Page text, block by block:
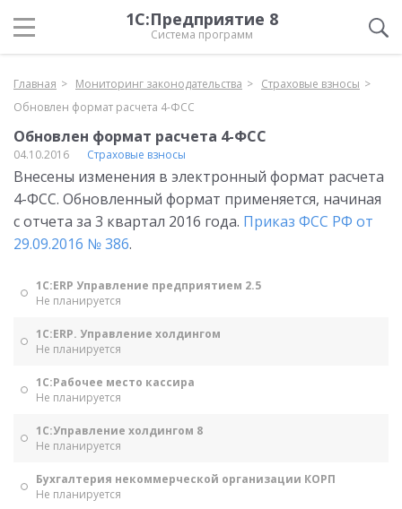
1С:Предприятие 8
Система программ
Главная Мониторинг законодательства
Страховые взносы
Обновлен формат расчета 4-ФСС
Обновлен формат расчета 4-ФСС
04.10.2016 Страховые взносы
Внесены изменения в электронный формат расчета
4-ФСС. Обновленный формат применяется, начиная
с отчета за 3 квартал 2016 года. Приказ ФСС РФ от
29.09.2016 № 386.
1С:ERP Управление предприятием 2.5
Не планируется
1С:ERP. Управление холдингом
Не планируется
1С:Рабочее место кассира
Не планируется
1С:Управление холдингом 8
Не планируется
Бухгалтерия некоммерческой организации КОРП
Не планируется